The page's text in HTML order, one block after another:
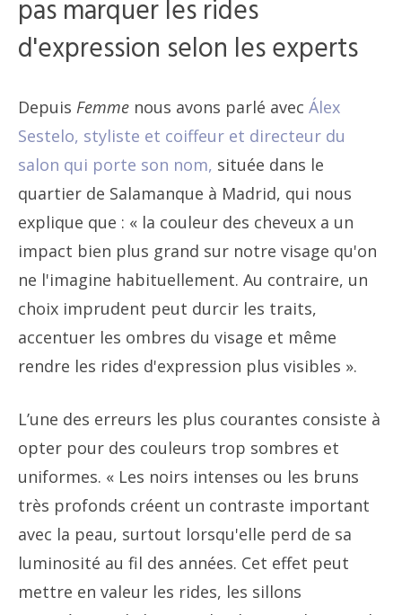
pas marquer les rides
d'expression selon les experts
Depuis Femme nous avons parlé avec Álex
Sestelo, styliste et coiffeur et directeur du
salon qui porte son nom, située dans le
quartier de Salamanque à Madrid, qui nous
explique que : « la couleur des cheveux a un
impact bien plus grand sur notre visage qu'on
ne l'imagine habituellement. Au contraire, un
choix imprudent peut durcir les traits,
accentuer les ombres du visage et même
rendre les rides d'expression plus visibles ».
L’une des erreurs les plus courantes consiste à
opter pour des couleurs trop sombres et
uniformes. « Les noirs intenses ou les bruns
très profonds créent un contraste important
avec la peau, surtout lorsqu'elle perd de sa
luminosité au fil des années. Cet effet peut
mettre en valeur les rides, les sillons